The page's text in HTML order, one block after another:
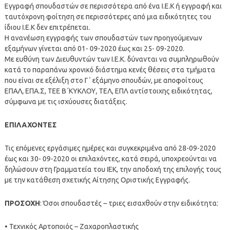
Εγγραφή σπουδαστών σε περισσότερα από ένα Ι.Ε.Κ ή εγγραφή και
ταυτόχρονη φοίτηση σε περισσότερες από μια ειδικότητες του
ίδιου Ι.Ε.Κ δεν επιτρέπεται.
Η ανανέωση εγγραφής των σπουδαστών των προηγούμενων
εξαμήνων γίνεται από 01- 09-2020 έως και 25- 09-2020.
Με ευθύνη των Διευθυντών των Ι.Ε.Κ. δύνανται να συμπληρωθούν
κατά το παραπάνω χρονικό διάστημα κενές θέσεις στα τμήματα
που είναι σε εξέλιξη στο Γ΄ εξάμηνο σπουδών, με αποφοίτους
ΕΠΑΛ, ΕΠΑ.Σ, ΤΕΕ Β΄ΚΥΚΛΟΥ, ΤΕΛ, ΕΠΛ αντίστοιχης ειδικότητας,
σύμφωνα με τις ισχύουσες διατάξεις.
ΕΠΙΛΑΧΟΝΤΕΣ
Τις επόμενες εργάσιμες ημέρες και συγκεκριμένα από 28-09-2020
έως και 30- 09-2020 οι επιλαχόντες, κατά σειρά, υποχρεούνται να
δηλώσουν στη Γραμματεία του ΙΕΚ, την αποδοχή της επιλογής τους
με την κατάθεση σχετικής Αίτησης Οριστικής Εγγραφής.
ΠΡΟΣΟΧΗ: Όσοι σπουδαστές – τριες εισαχθούν στην ειδικότητα:
• Τεχνικός Αρτοποιός – Ζαχαροπλαστικής